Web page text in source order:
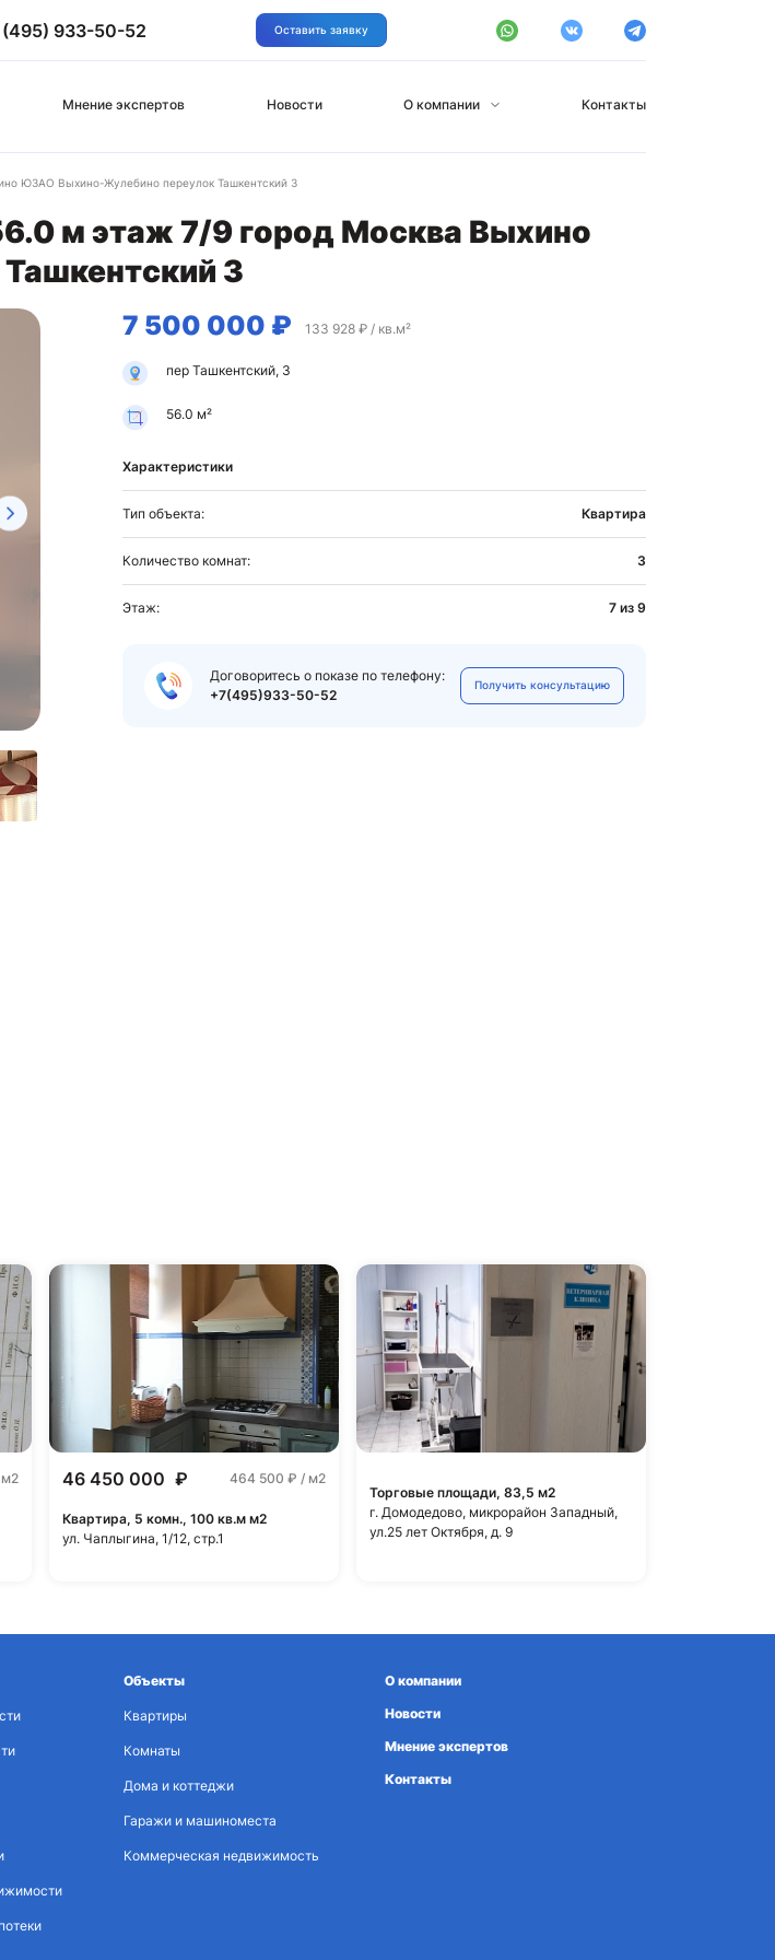
933-50-52 Оставить заявку
Мнение экспертов Новости О компании Контакты
ЮЗАО Выхино-Жулебино переулок Ташкентский 3
м этаж 7/9 город Москва Выхино
3
7 500 000 ₽ 133 928 ₽ / кв.м²
пер Ташкентский, 3
56.0 м²
Характеристики
Тип объекта: Квартира
Количество комнат: 3
Этаж: 7 из 9
Договоритесь о показе по телефону:
+7(495)933-50-52
Получить консультацию
46 450 000 ₽ 464 500 ₽ / м2
Квартира, 5 комн., 100 кв.м м2
ул. Чаплыгина, 1/12, стр.1
Торговые площади, 83,5 м2
г. Домодедово, микрорайон Западный,
ул.25 лет Октября, д. 9
Объекты
Квартиры
Комнаты
Дома и коттеджи
Гаражи и машиноместа
Коммерческая недвижимость
О компании
Новости
Мнение экспертов
Контакты